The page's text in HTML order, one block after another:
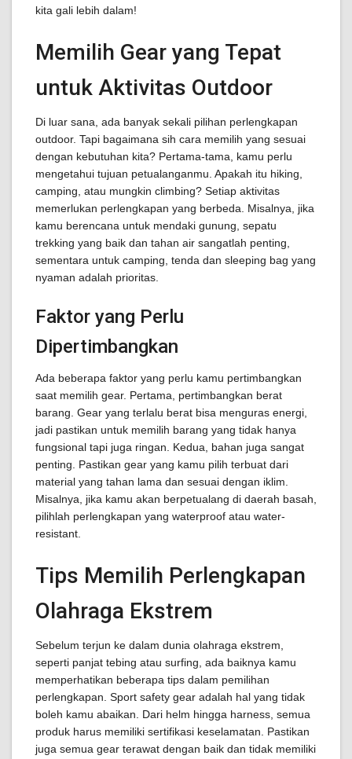
kita gali lebih dalam!
Memilih Gear yang Tepat
untuk Aktivitas Outdoor
Di luar sana, ada banyak sekali pilihan perlengkapan
outdoor. Tapi bagaimana sih cara memilih yang sesuai
dengan kebutuhan kita? Pertama-tama, kamu perlu
mengetahui tujuan petualanganmu. Apakah itu hiking,
camping, atau mungkin climbing? Setiap aktivitas
memerlukan perlengkapan yang berbeda. Misalnya, jika
kamu berencana untuk mendaki gunung, sepatu
trekking yang baik dan tahan air sangatlah penting,
sementara untuk camping, tenda dan sleeping bag yang
nyaman adalah prioritas.
Faktor yang Perlu
Dipertimbangkan
Ada beberapa faktor yang perlu kamu pertimbangkan
saat memilih gear. Pertama, pertimbangkan berat
barang. Gear yang terlalu berat bisa menguras energi,
jadi pastikan untuk memilih barang yang tidak hanya
fungsional tapi juga ringan. Kedua, bahan juga sangat
penting. Pastikan gear yang kamu pilih terbuat dari
material yang tahan lama dan sesuai dengan iklim.
Misalnya, jika kamu akan berpetualang di daerah basah,
pilihlah perlengkapan yang waterproof atau water-
resistant.
Tips Memilih Perlengkapan
Olahraga Ekstrem
Sebelum terjun ke dalam dunia olahraga ekstrem,
seperti panjat tebing atau surfing, ada baiknya kamu
memperhatikan beberapa tips dalam pemilihan
perlengkapan. Sport safety gear adalah hal yang tidak
boleh kamu abaikan. Dari helm hingga harness, semua
produk harus memiliki sertifikasi keselamatan. Pastikan
juga semua gear terawat dengan baik dan tidak memiliki